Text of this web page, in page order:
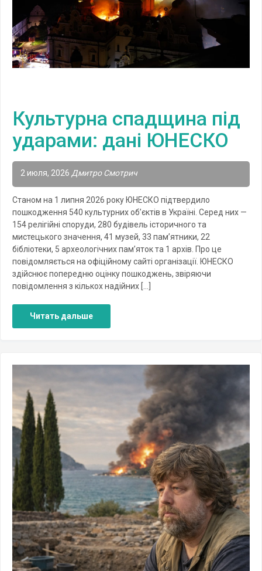
Культурна спадщина під
ударами: дані ЮНЕСКО
2 июля, 2026 Дмитро Смотрич
Станом на 1 липня 2026 року ЮНЕСКО підтвердило
пошкодження 540 культурних об’єктів в Україні. Серед них —
154 релігійні споруди, 280 будівель історичного та
мистецького значення, 41 музей, 33 пам’ятники, 22
бібліотеки, 5 археологічних пам’яток та 1 архів. Про це
повідомляється на офіційному сайті організації. ЮНЕСКО
здійснює попередню оцінку пошкоджень, звіряючи
повідомлення з кількох надійних […]
Читать дальше